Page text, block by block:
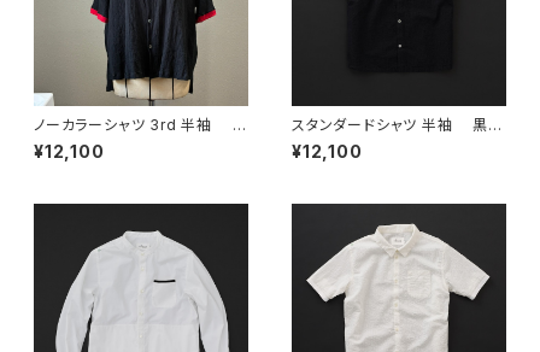
ノーカラーシャツ 3rd 半袖 黒
×赤
¥12,100
スタンダードシャツ 半袖 黒×
灰
¥12,100